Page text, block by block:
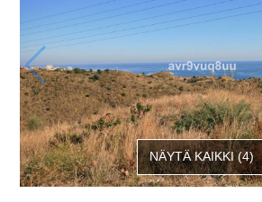
NÄYTÄ KAIKKI(4)